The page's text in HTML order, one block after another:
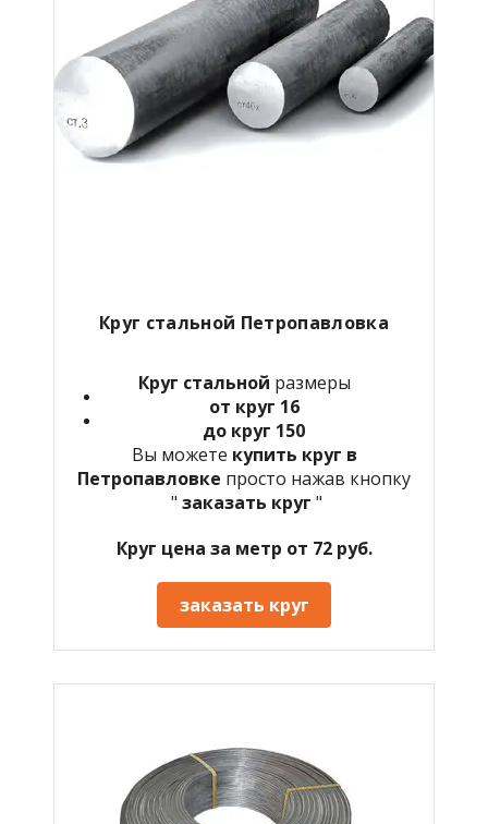
Круг стальной Петропавловка
Круг стальной размеры
от круг 16
до круг 150
Вы можете купить круг в
Петропавловке просто нажав кнопку
" заказать круг "
Круг цена за метр от 72 руб.
заказать круг